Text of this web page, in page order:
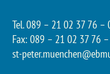
Tel. 089 – 21 02 37 76 –
Fax: 089 – 21 02 37 76
st-